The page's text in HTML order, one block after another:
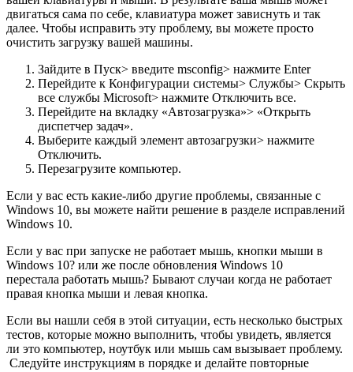
двигаться сама по себе, клавиатура может зависнуть и так
далее. Чтобы исправить эту проблему, вы можете просто
очистить загрузку вашей машины.
Зайдите в Пуск> введите msconfig> нажмите Enter
Перейдите к Конфигурации системы> Службы> Скрыть
все службы Microsoft> нажмите Отключить все.
Перейдите на вкладку «Автозагрузка»> «Открыть
диспетчер задач».
Выберите каждый элемент автозагрузки> нажмите
Отключить.
Перезагрузите компьютер.
Если у вас есть какие-либо другие проблемы, связанные с
Windows 10, вы можете найти решение в разделе исправлений
Windows 10.
Если у вас при запуске не работает мышь, кнопки мыши в
Windows 10? или же после обновления Windows 10
перестала работать мышь? Бывают случаи когда не работает
правая кнопка мыши и левая кнопка.
Если вы нашли себя в этой ситуации, есть несколько быстрых
тестов, которые можно выполнить, чтобы увидеть, является
ли это компьютер, ноутбук или мышь сам вызывает проблему.
Следуйте инструкциям в порядке и делайте повторные